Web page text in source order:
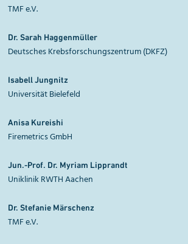
TMF e.V.
Dr. Sarah Haggenmüller
Deutsches Krebsforschungszentrum (DKFZ)
Isabell Jungnitz
Universität Bielefeld
Anisa Kureishi
Firemetrics GmbH
Jun.-Prof. Dr. Myriam Lipprandt
Uniklinik RWTH Aachen
Dr. Stefanie Märschenz
TMF e.V.